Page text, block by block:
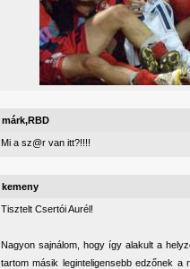
márk,RBD
Mi a sz@r van itt?!!!!
kemeny
Tisztelt Csertói Aurél!
Nagyon sajnálom, hogy így alakult a
tartom másik leginteligensebb edzőnek a